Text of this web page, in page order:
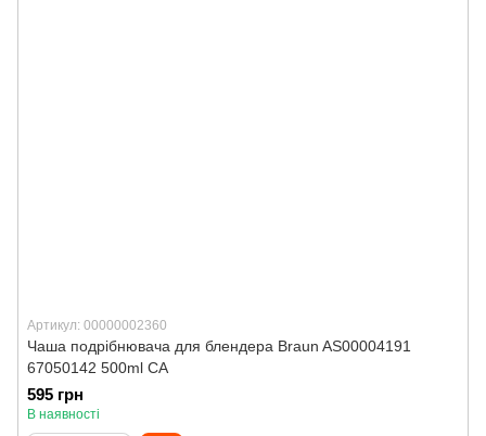
Артикул: 00000002360
Чаша подрібнювача для блендера Braun AS00004191
67050142 500ml CA
595 грн
В наявності